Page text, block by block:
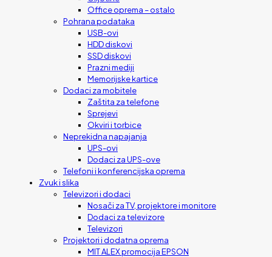
Office oprema – ostalo
Pohrana podataka
USB-ovi
HDD diskovi
SSD diskovi
Prazni mediji
Memorijske kartice
Dodaci za mobitele
Zaštita za telefone
Sprejevi
Okviri i torbice
Neprekidna napajanja
UPS-ovi
Dodaci za UPS-ove
Telefoni i konferencijska oprema
Zvuk i slika
Televizori i dodaci
Nosači za TV, projektore i monitore
Dodaci za televizore
Televizori
Projektori i dodatna oprema
MIT ALEX promocija EPSON